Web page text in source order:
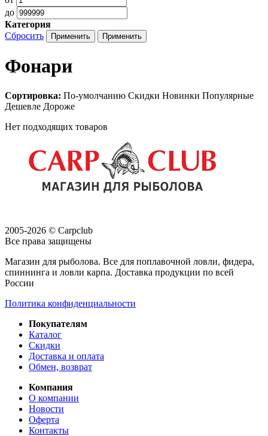
до
Категория
Сбросить
Фонари
Сортировка: По-умолчанию Скидки Новинки Популярные
Дешевле Дороже
Нет подходящих товаров
2005-2026 © Carpclub
Все права защищены
Магазин для рыболова. Все для поплавочной ловли, фидера,
спиннинга и ловли карпа. Доставка продукции по всей
России
Политика конфиденциальности
Покупателям
Каталог
Скидки
Доставка и оплата
Обмен, возврат
Компания
О компании
Новости
Оферта
Контакты